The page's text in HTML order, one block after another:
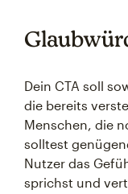
Dein CTA soll
die bereits
Menschen, die
solltest
Nutzer das
sprichst und